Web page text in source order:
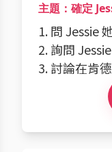
主題：確定
1. 問 Jessie
2. 詢問
3. 討論在肯